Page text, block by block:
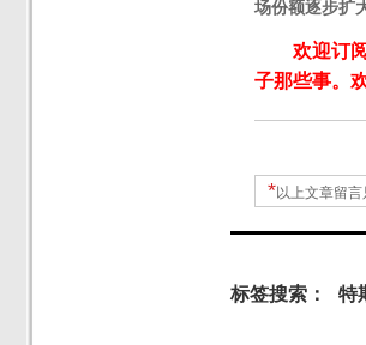
场份额逐步扩
欢迎订
子那些事。
*以上文章留
标签搜索： 特